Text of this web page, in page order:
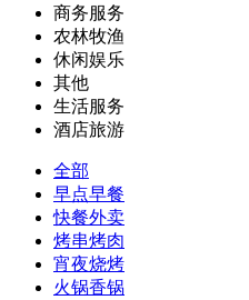
商务服务
农林牧渔
休闲娱乐
其他
生活服务
酒店旅游
全部
早点早餐
快餐外卖
烤串烤肉
宵夜烧烤
火锅香锅